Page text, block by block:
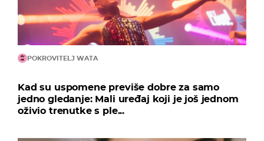
POKROVITELJ WATA
Kad su uspomene previše dobre za samo
jedno gledanje: Mali uređaj koji je još jednom
oživio trenutke s ple...